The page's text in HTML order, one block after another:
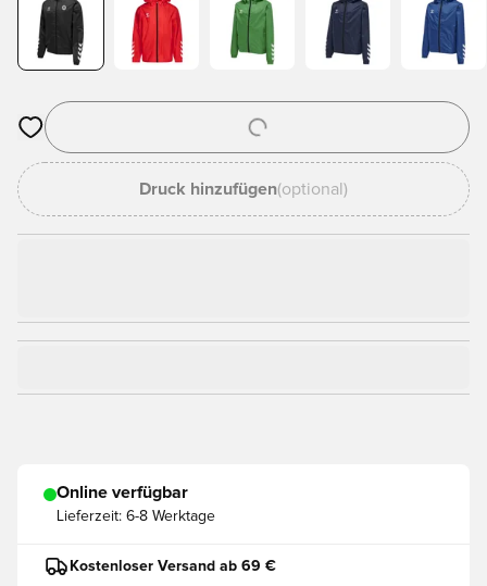
Öffnet ein Fenster zum Anmelden oder Registrieren als
Druck hinzufügen(optional)
Online verfügbar
Lieferzeit: 6-8 Werktage
Kostenloser Versand ab 69 €